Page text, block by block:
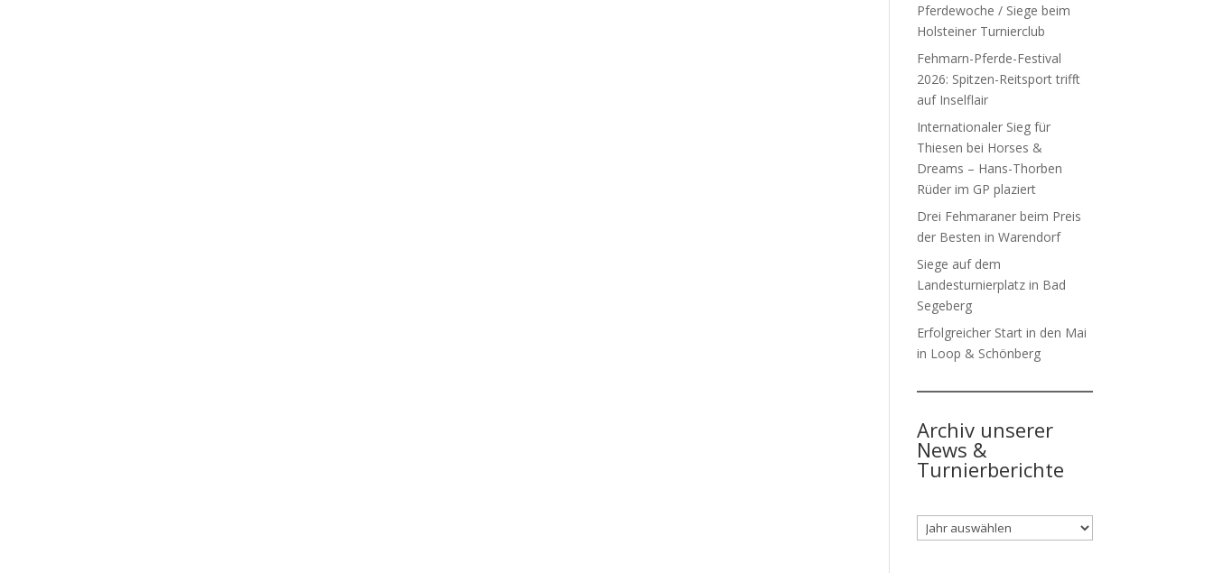
Pferdewoche / Siege beim
Holsteiner Turnierclub
Fehmarn-Pferde-Festival
2026: Spitzen-Reitsport trifft
auf Inselflair
Internationaler Sieg für
Thiesen bei Horses &
Dreams – Hans-Thorben
Rüder im GP plaziert
Drei Fehmaraner beim Preis
der Besten in Warendorf
Siege auf dem
Landesturnierplatz in Bad
Segeberg
Erfolgreicher Start in den Mai
in Loop & Schönberg
Archiv unserer
News &
Turnierberichte
Archiv